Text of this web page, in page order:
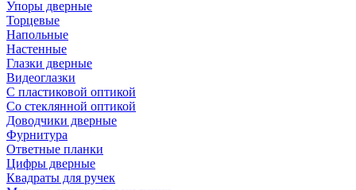
Упоры дверные
Торцевые
Напольные
Настенные
Глазки дверные
Видеоглазки
С пластиковой оптикой
Со стеклянной оптикой
Доводчики дверные
Фурнитура
Ответные планки
Цифры дверные
Квадраты для ручек